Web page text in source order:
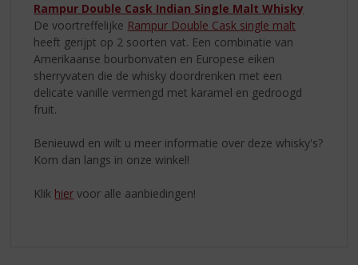
Rampur Double Cask Indian Single Malt Whisky
De voortreffelijke Rampur Double Cask single malt
heeft gerijpt op 2 soorten vat. Een combinatie van
Amerikaanse bourbonvaten en Europese eiken
sherryvaten die de whisky doordrenken met een
delicate vanille vermengd met karamel en gedroogd
fruit.
Benieuwd en wilt u meer informatie over deze whisky's?
Kom dan langs in onze winkel!
Klik hier voor alle aanbiedingen!